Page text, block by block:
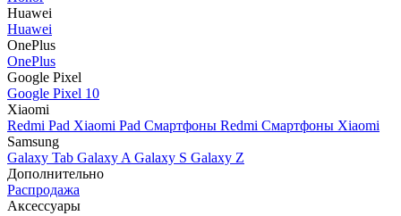
Huawei
Huawei
OnePlus
OnePlus
Google Pixel
Google Pixel 10
Xiaomi
Redmi Pad Xiaomi Pad Смартфоны Redmi Смартфоны Xiaomi
Samsung
Galaxy Tab Galaxy A Galaxy S Galaxy Z
Дополнительно
Распродажа
Аксессуары